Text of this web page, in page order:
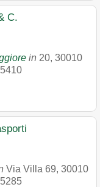
C.
in 20, 30010
Via Villa 69, 30010